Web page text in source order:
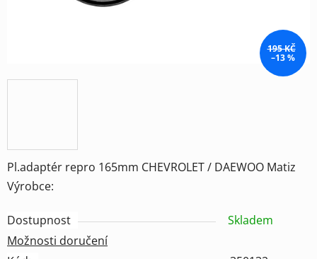
Pl.adaptér repro 165mm CHEVROLET / DAEWOO Matiz
Výrobce:
Dostupnost
Skladem
Možnosti doručení
195 KČ
–13 %